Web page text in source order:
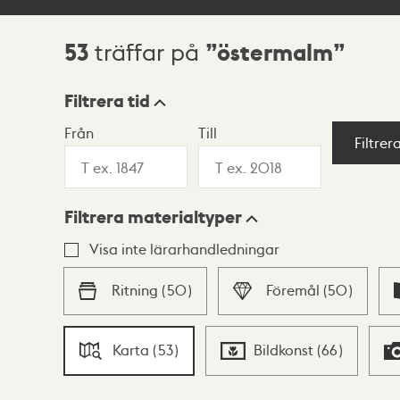
Sökresultat
53 träffar på östermalm
Visningsläge
Lista Karta
Filtrera tid
Från Till
Filtrera materialtyper
Visa inte lärarhandledningar
Ritning (50) Föremål (50)
Karta (53) Bildkonst (66)